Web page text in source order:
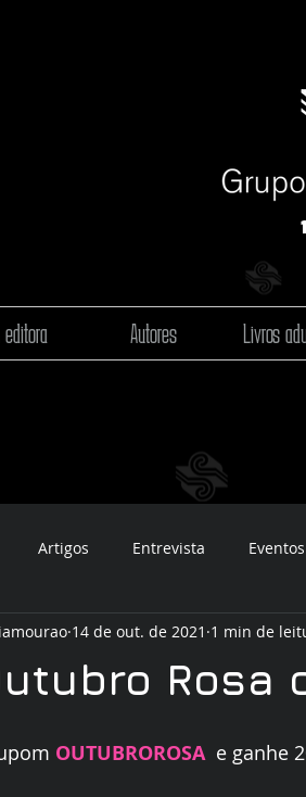
editora Autores Livros
Artigos Entrevista Eventos
Rosa
14 de out. de 2021 1 min de
OUTUBROROSA
e ganhe